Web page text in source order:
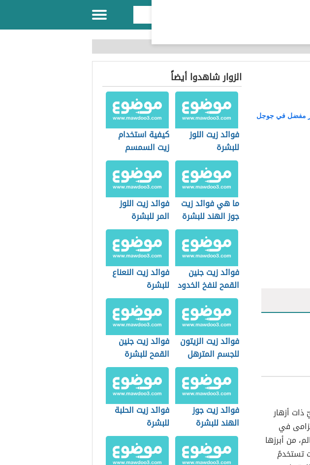
مفضل في جوجل
أزهار
في
من أبرزها
تستخدمُ
الزوار شاهدوا أيضاً
فوائد زيت اللوز
للبشرة
كيفية استخدام
زيت السمسم
للوجه
ما هي فوائد زيت
جوز الهند للبشرة
فوائد زيت اللوز
المر للبشرة
فوائد زيت جنين
القمح لنفخ الخدود
فوائد زيت النعناع
للبشرة
فوائد زيت الزيتون
للجسم المترهل
فوائد زيت جنين
القمح للبشرة
فوائد زيت جوز
الهند للبشرة
فوائد زيت الحلبة
للبشرة